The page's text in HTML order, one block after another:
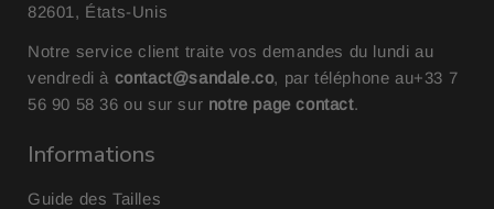
82601, États-Unis
Notre service client traite vos demandes du lundi au
vendredi à contact@sandale.co, par téléphone au+33 7
56 90 58 36ou sur sur notre page contact.
Informations
Guide des Tailles